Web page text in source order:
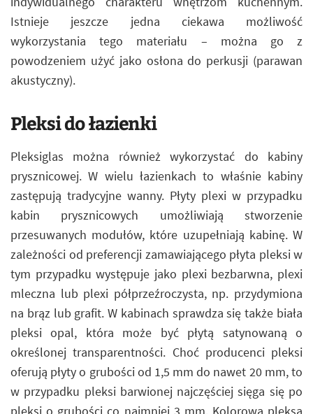
Istnieje jeszcze jedna ciekawa możliwość
wykorzystania tego materiału – można go z
powodzeniem użyć jako osłona do perkusji (parawan
akustyczny).
Pleksi do łazienki
Pleksiglas można również wykorzystać do kabiny
prysznicowej. W wielu łazienkach to właśnie kabiny
zastępują tradycyjne wanny. Płyty plexi w przypadku
kabin prysznicowych umożliwiają stworzenie
przesuwanych modułów, które uzupełniają kabinę. W
zależności od preferencji zamawiającego płyta pleksi w
tym przypadku występuje jako plexi bezbarwna, plexi
mleczna lub plexi półprzeźroczysta, np. przydymiona
na brąz lub grafit. W kabinach sprawdza się także biała
pleksi opal, która może być płytą satynowaną o
określonej transparentności. Choć producenci pleksi
oferują płyty o grubości od 1,5 mm do nawet 20 mm, to
w przypadku pleksi barwionej najczęściej sięga się po